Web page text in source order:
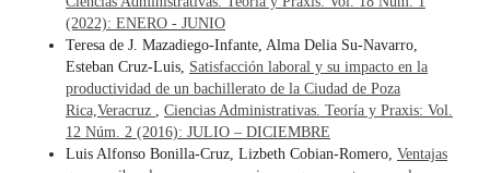
(2022): ENERO - JUNIO
Teresa de J. Mazadiego-Infante, Alma Delia Su-Navarro,
Esteban Cruz-Luis, Satisfacción laboral y su impacto en la
productividad de un bachillerato de la Ciudad de Poza
Rica,Veracruz
Ciencias Administrativas. Teoría y Praxis: Vol.
12 Núm. 2 (2016): JULIO – DICIEMBRE
Luis Alfonso Bonilla-Cruz, Lizbeth Cobian-Romero, Ventajas